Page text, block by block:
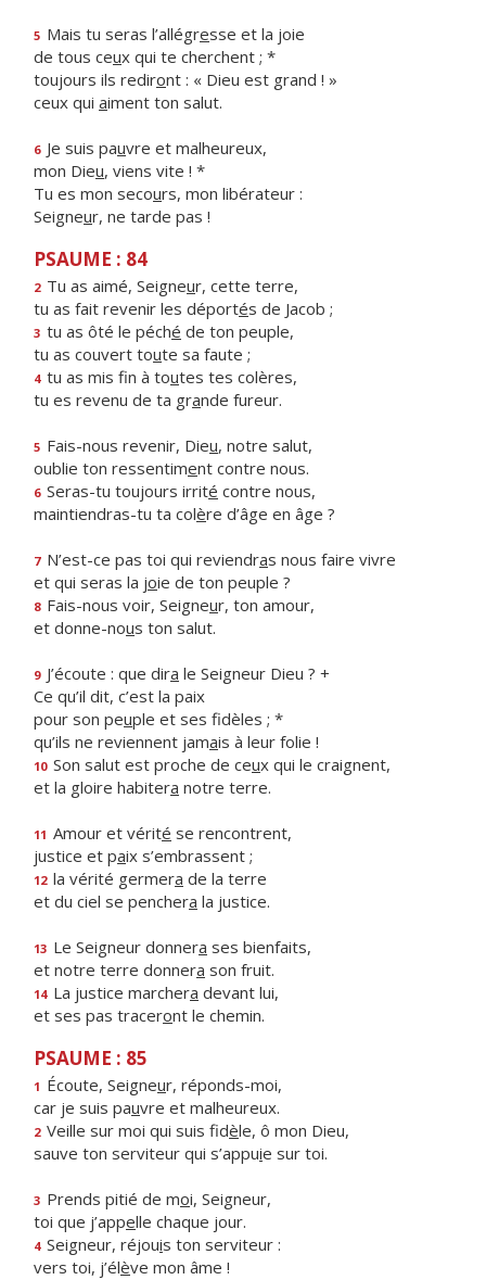
5 Mais tu seras l’allégresse et la joie
de tous ceux qui te cherchent ; *
toujours ils rediront : « Dieu est grand ! »
ceux qui aiment ton salut.
6 Je suis pauvre et malheureux,
mon Dieu, viens vite ! *
Tu es mon secours, mon libérateur :
Seigneur, ne tarde pas !
PSAUME : 84
2 Tu as aimé, Seigneur, cette terre,
tu as fait revenir les déportés de Jacob ;
3 tu as ôté le péché de ton peuple,
tu as couvert toute sa faute ;
4 tu as mis fin à toutes tes colères,
tu es revenu de ta grande fureur.
5 Fais-nous revenir, Dieu, notre salut,
oublie ton ressentiment contre nous.
6 Seras-tu toujours irrité contre nous,
maintiendras-tu ta colère d’âge en âge ?
7 N’est-ce pas toi qui reviendras nous faire vivre
et qui seras la joie de ton peuple ?
8 Fais-nous voir, Seigneur, ton amour,
et donne-nous ton salut.
9 J’écoute : que dira le Seigneur Dieu ? +
Ce qu’il dit, c’est la paix
pour son peuple et ses fidèles ; *
qu’ils ne reviennent jamais à leur folie !
10 Son salut est proche de ceux qui le craignent,
et la gloire habitera notre terre.
11 Amour et vérité se rencontrent,
justice et paix s’embrassent ;
12 la vérité germera de la terre
et du ciel se penchera la justice.
13 Le Seigneur donnera ses bienfaits,
et notre terre donnera son fruit.
14 La justice marchera devant lui,
et ses pas traceront le chemin.
PSAUME : 85
1 Écoute, Seigneur, réponds-moi,
car je suis pauvre et malheureux.
2 Veille sur moi qui suis fidèle, ô mon Dieu,
sauve ton serviteur qui s’appuie sur toi.
3 Prends pitié de moi, Seigneur,
toi que j’appelle chaque jour.
4 Seigneur, réjouis ton serviteur :
vers toi, j’élève mon âme !